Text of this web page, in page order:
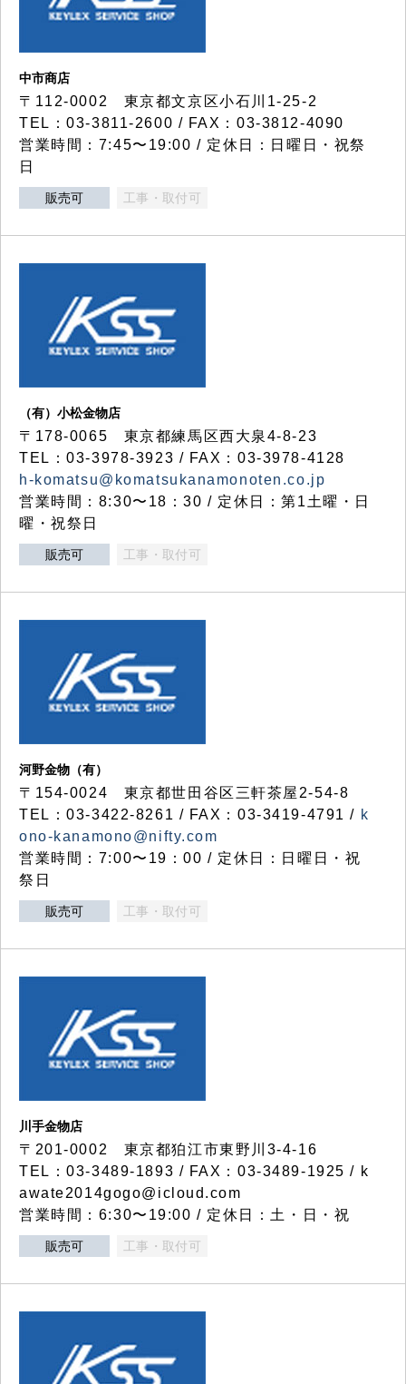
中市商店
〒112-0002 東京都文京区小石川1-25-2
TEL：03-3811-2600 / FAX：03-3812-4090
営業時間：7:45〜19:00 / 定休日：日曜日・祝祭
日
販売可 工事・取付可
（有）小松金物店
〒178-0065 東京都練馬区西大泉4-8-23
TEL：03-3978-3923 / FAX：03-3978-4128
h-komatsu@komatsukanamonoten.co.jp
営業時間：8:30〜18：30 / 定休日：第1土曜・日
曜・祝祭日
販売可 工事・取付可
河野金物（有）
〒154-0024 東京都世田谷区三軒茶屋2-54-8
TEL：03-3422-8261 / FAX：03-3419-4791 / k
ono-kanamono@nifty.com
営業時間：7:00〜19：00 / 定休日：日曜日・祝
祭日
販売可 工事・取付可
川手金物店
〒201-0002 東京都狛江市東野川3-4-16
TEL：03-3489-1893 / FAX：03-3489-1925 / k
awate2014gogo@icloud.com
営業時間：6:30〜19:00 / 定休日：土・日・祝
販売可 工事・取付可